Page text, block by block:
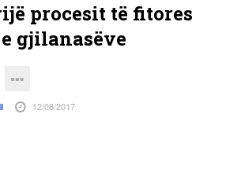
procesit të fitores
gjilanasëve
12/08/2017